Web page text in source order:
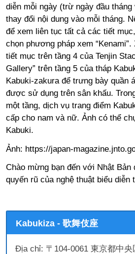
diễn mỗi ngày (trừ ngày đầu
thay đổi nội dung vào mỗi tháng.
để xem liên tục tất cả các tiết
chọn phương pháp xem
tiết mục trên tầng 4 của Tenjin
Gallery” trên tầng 5 của tháp
Kabuki-zakura để trưng bày quần
được sử dụng trên sân khấu.
một tầng, dịch vụ trang điểm
cấp cho nam và nữ. Ảnh có thể
Kabuki.
Ảnh: https://japan-
Chào mừng bạn đến với Nhật Bản
quyến rũ của nghệ thuật biểu diễn
Kabukiza - 歌舞伎座
Địa chỉ: 〒104-0061 東京都中央